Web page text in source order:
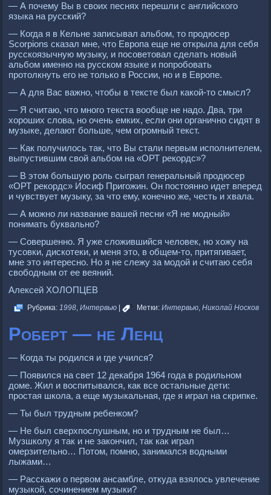
— А почему Вы в своих песнях перешли с английского
языка на русский?
— Когда я в Кельне записывал альбом, то продюсер
Scorрions сказал мне, что Европа еще не открыла для себя
русскоязычную музыку, и посоветовал сделать новый
альбом именно на русском языке и попробовать
протолкнуть его не только в России, но и в Европе.
— А для Вас важно, чтобы в тексте был какой-то смысл?
— Я считаю, что много текста вообще не надо. Два, три
хороших слова, но очень емких, если они органично сидят в
музыке, делают больше, чем огромный текст.
— Как получилось так, что Вы стали первым исполнителем,
выпустившим свой альбом на «ОРТ рекордс»?
— В этом большую роль сыграл генеральный продюсер
«ОРТ рекордс» Иосиф Пригожин. Он постоянно идет вперед
и чувствует музыку, за что ему, конечно же, честь и хвала.
— А можно ли название вашей песни «Я не модный»
понимать буквально?
— Совершенно. Я уже сложившийся человек, но хожу на
тусовки, дискотеки, и меня это, в общем-то, притягивает,
мне это интересно. Но я не слежу за модой и считаю себя
свободным от ее веяний.
Алексей ХОЛОПЦЕВ
Рубрика: 1998, Интервью| Метки: Интервью, Николай Носков
Роберт — не Ленц
— Когда ты родился и где учился?
— Появился на свет 12 декабря 1964 года в родильном
доме. Жил и воспитывался, как все остальные дети:
простая школа, а еще музыкальная, где я играл на скрипке.
— Ты был трудным ребенком?
— Не был сверхпослушным, но и трудным не был…
Музшколу я так и не закончил, так как играл
омерзительно… Потом, помню, занимался водными
лыжами…
— Расскажи о первом ансамбле, откуда взялось увлечение
музыкой, сочинением музыки?